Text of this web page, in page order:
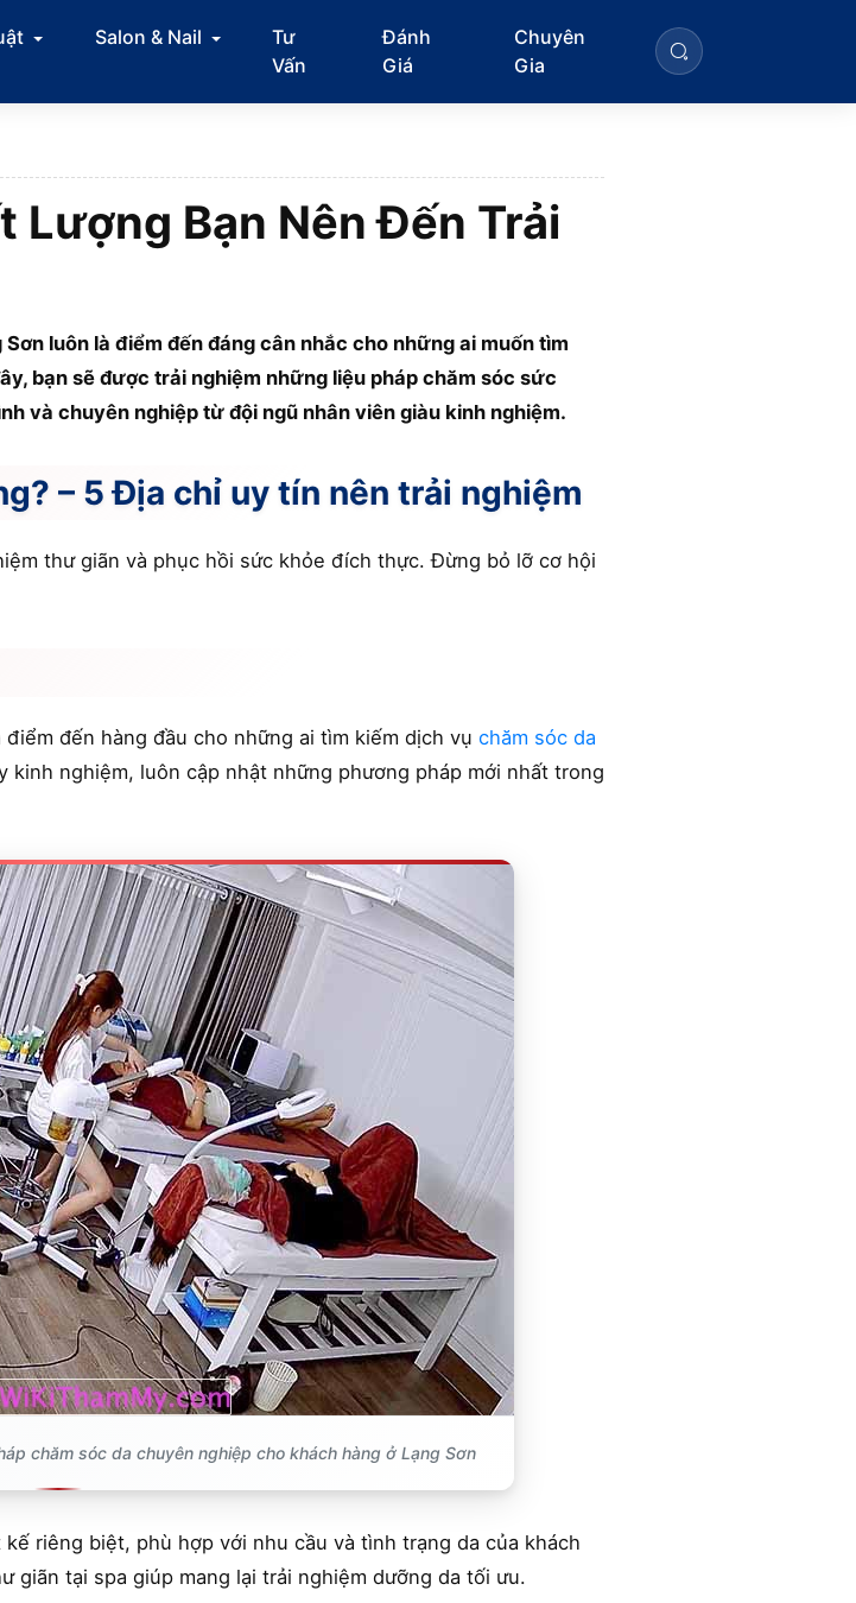
Salon & Nail
Tư
Vấn
Đánh
Giá
Chuyên
Gia
Lượng Bạn Nên Đến Trải
luôn là điểm đến đáng cân nhắc cho những ai muốn tìm
bạn sẽ được trải nghiệm những liệu pháp chăm sóc sức
và chuyên nghiệp từ đội ngũ nhân viên giàu kinh nghiệm.
– 5 Địa chỉ uy tín nên trải nghiệm
thư giãn và phục hồi sức khỏe đích thực. Đừng bỏ lỡ cơ hội
đến hàng đầu cho những ai tìm kiếm dịch vụ chăm sóc da
nghiệm, luôn cập nhật những phương pháp mới nhất trong
chăm sóc da chuyên nghiệp cho khách hàng ở Lạng Sơn
riêng biệt, phù hợp với nhu cầu và tình trạng da của khách
giãn tại spa giúp mang lại trải nghiệm dưỡng da tối ưu.